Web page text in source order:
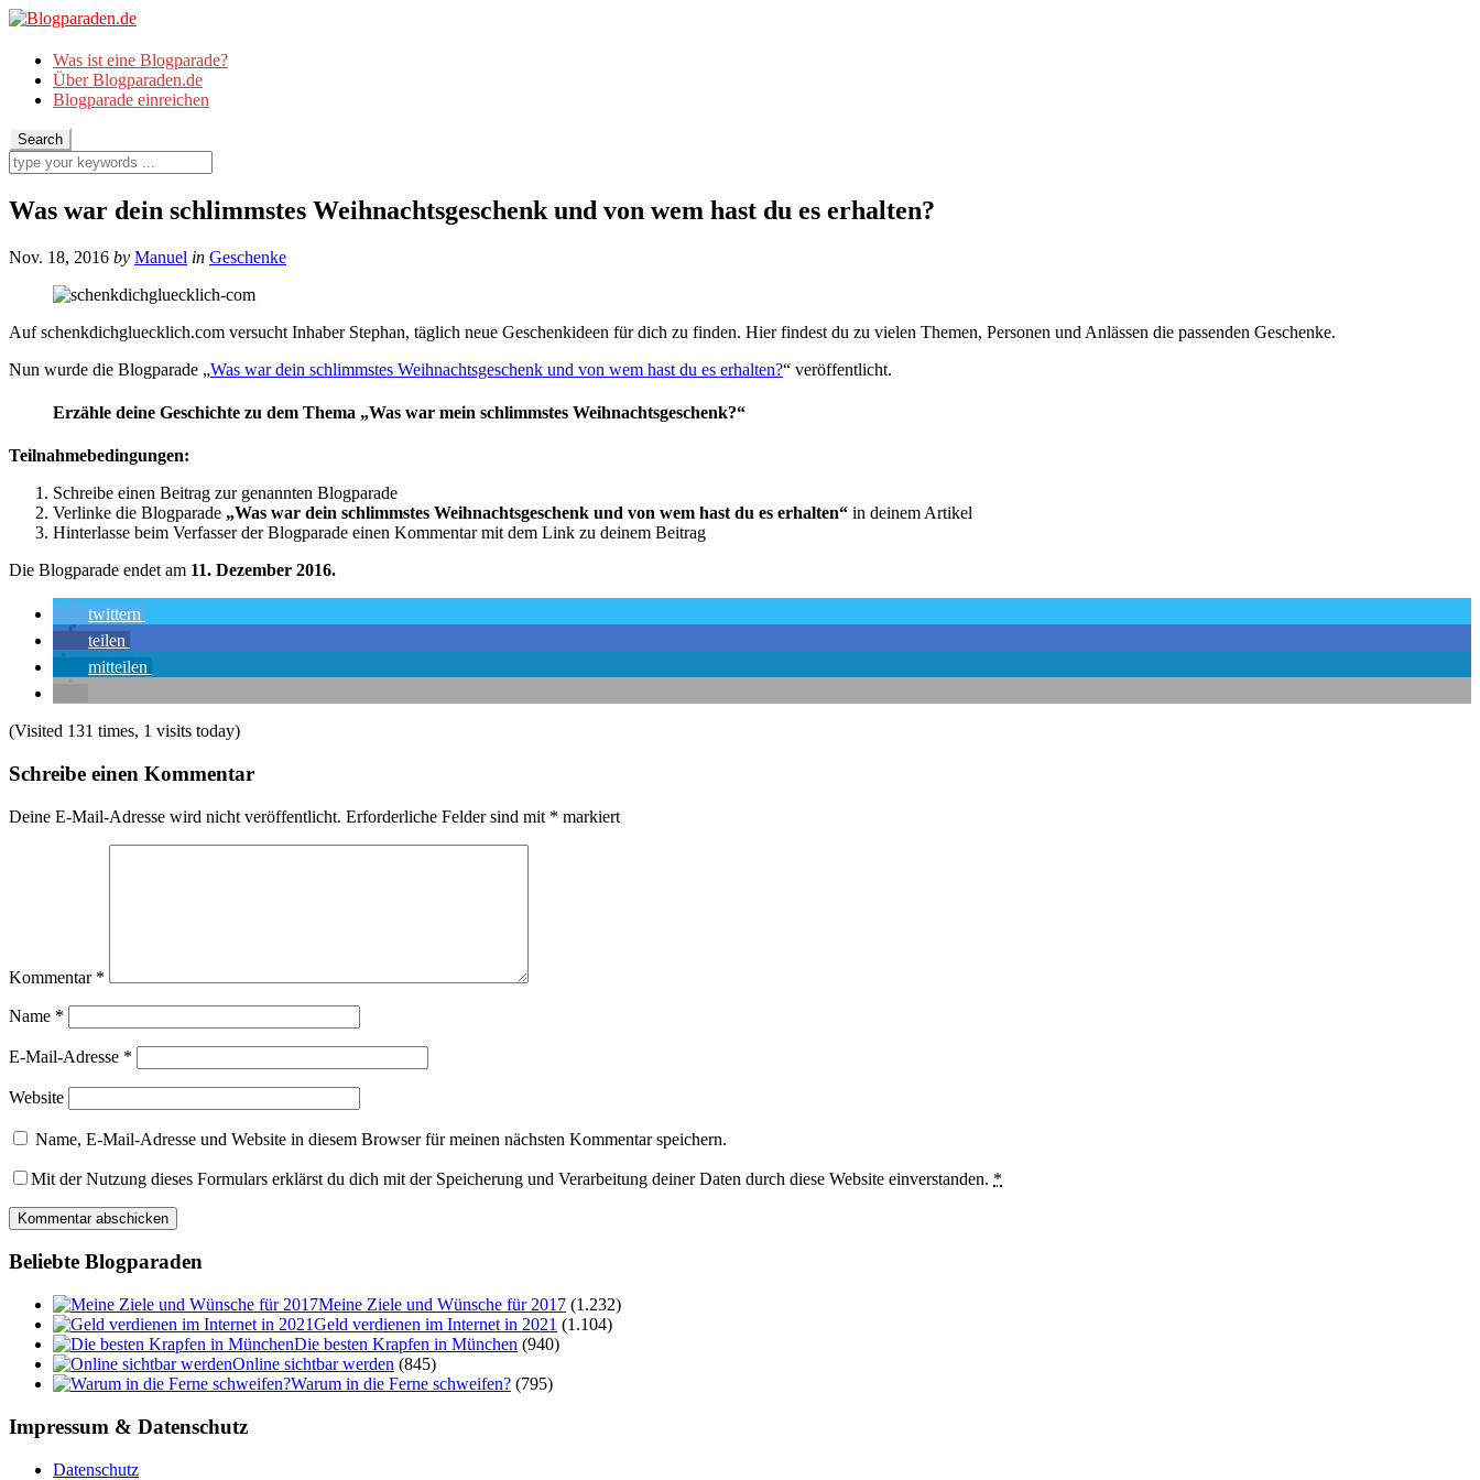
Was ist eine Blogparade?
Über Blogparaden.de
Blogparade einreichen
Was war dein schlimmstes Weihnachtsgeschenk und von wem hast du es erhalten?
Nov. 18, 2016 by Manuel in Geschenke
Auf schenkdichgluecklich.com versucht Inhaber Stephan, täglich neue Geschenkideen für dich zu finden. Hier findest du zu vielen Themen, Personen und Anlässen die passenden Geschenke.
Nun wurde die Blogparade „Was war dein schlimmstes Weihnachtsgeschenk und von wem hast du es erhalten?“ veröffentlicht.
Erzähle deine Geschichte zu dem Thema „Was war mein schlimmstes Weihnachtsgeschenk?“
Teilnahmebedingungen:
Schreibe einen Beitrag zur genannten Blogparade
Verlinke die Blogparade „Was war dein schlimmstes Weihnachtsgeschenk und von wem hast du es erhalten“ in deinem Artikel
Hinterlasse beim Verfasser der Blogparade einen Kommentar mit dem Link zu deinem Beitrag
Die Blogparade endet am 11. Dezember 2016.
twittern
teilen
mitteilen
(Visited 131 times, 1 visits today)
Schreibe einen Kommentar
Deine E-Mail-Adresse wird nicht veröffentlicht. Erforderliche Felder sind mit * markiert
Kommentar *
Name *
E-Mail-Adresse *
Website
Name, E-Mail-Adresse und Website in diesem Browser für meinen nächsten Kommentar speichern.
Mit der Nutzung dieses Formulars erklärst du dich mit der Speicherung und Verarbeitung deiner Daten durch diese Website einverstanden. *
Beliebte Blogparaden
Meine Ziele und Wünsche für 2017 (1.232)
Geld verdienen im Internet in 2021 (1.104)
Die besten Krapfen in München (940)
Online sichtbar werden (845)
Warum in die Ferne schweifen? (795)
Impressum & Datenschutz
Datenschutz